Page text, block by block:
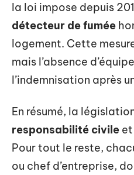
la loi impose depuis
détecteur de fumée
logement. Cette
mais l’absence
l’indemnisation après
En résumé, la
responsabilité civile
Pour tout le reste,
ou chef d’entreprise,